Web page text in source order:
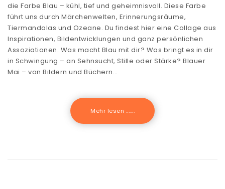
die Farbe Blau – kühl, tief und geheimnisvoll. Diese Farbe
führt uns durch Märchenwelten, Erinnerungsräume,
Tiermandalas und Ozeane. Du findest hier eine Collage aus
Inspirationen, Bildentwicklungen und ganz persönlichen
Assoziationen. Was macht Blau mit dir? Was bringt es in dir
in Schwingung – an Sehnsucht, Stille oder Stärke? Blauer
Mai – von Bildern und Büchern…
Mehr lesen .......